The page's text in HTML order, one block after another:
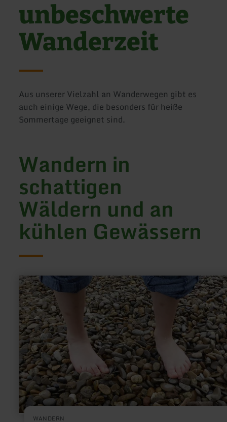
unbeschwerte
Wanderzeit
Aus unserer Vielzahl an Wanderwegen gibt es
auch einige Wege, die besonders für heiße
Sommertage geeignet sind.
Wandern in
schattigen
Wäldern und an
kühlen Gewässern
WANDERN
mehr
erfahren
zu:
Barfußpfad
Hillesheim